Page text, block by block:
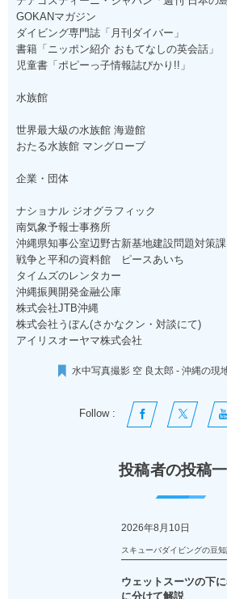
GOKANマガジン
ダイビング専門誌「月刊ダイバー」
書籍「ニッポン紹介 おもてなしの英会話」
児童書「ポピーっ子情報誌ぴかり!!」
水族館
世界最大級の水族館 海遊館
おたる水族館 マングローブ
企業・団体
ナショナル ジオグラフィック
南気象予報士事務所
沖縄県知事公室辺野古新基地建設問題対策課
戦争と平和の資料館 ピースあいち
タイムズのレンタカー
沖縄振興開発金融公庫
株式会社JTB沖縄
株式会社うぼん(さかなクン・対談にて)
アイリスオーヤマ株式会社
水中写真撮影 空 良太郎 - 沖縄の現
Follow :
投稿者の投稿
2026年8月10日
スキューバダイビングの豆知
ウェットスーツの下
に分けて解説